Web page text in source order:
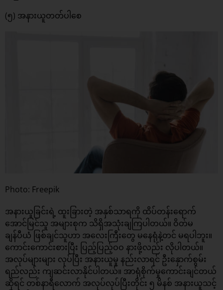
(၅) အနားယူတတ်ပါစေ
Photo: Freepik
အနားယူခြင်းရဲ့ ထူးခြားတဲ့ အနှစ်သာရကို ထိပ်တန်းရောက်
အောင်မြင်သူ အများစုက သိရှိအသုံးချကြပါတယ်။ ဝိတ်မ
ချန်ပီယံ ဖြစ်ချင်သူဟာ အလေးကြီးတွေ မနေရုံနဲ့တင် မရပါဘူး။
ကောင်းကောင်းစားပြီး ပြည့်ပြည့်ဝဝ နားဖို့လည်း လိုပါတယ်။
အလုပ်များများ လုပ်ပြီး အနားယူမှု နည်းလာရင် ဦးနှောက်စွမ်း
ရည်လည်း ကျဆင်းလာနိုင်ပါတယ်။ အာရုံစိုက်မှုကောင်းချင်တယ်
ဆိုရင် တစ်နာရီလောက် အလုပ်လုပ်ပြီးတိုင်း ၅ မိနစ် အနားယူသင့်